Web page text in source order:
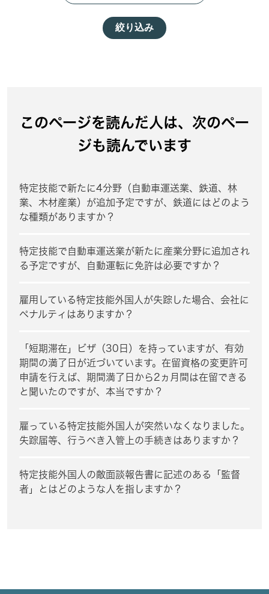
絞り込み
このページを読んだ人は、次のペー
ジも読んでいます
特定技能で新たに4分野（自動車運送業、鉄道、林
業、木材産業）が追加予定ですが、鉄道にはどのよう
な種類がありますか？
特定技能で自動車運送業が新たに産業分野に追加され
る予定ですが、自動運転に免許は必要ですか？
雇用している特定技能外国人が失踪した場合、会社に
ペナルティはありますか？
「短期滞在」ビザ（30日）を持っていますが、有効
期間の満了日が近づいています。在留資格の変更許可
申請を行えば、期間満了日から2ヵ月間は在留できる
と聞いたのですが、本当ですか？
雇っている特定技能外国人が突然いなくなりました。
失踪届等、行うべき入管上の手続きはありますか？
特定技能外国人の敵面談報告書に記述のある「監督
者」とはどのような人を指しますか？